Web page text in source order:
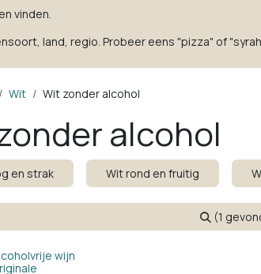
vinden.
land, regio. Probeer eens "pizza" of
Wit Wit zonder alcohol
alcohol
en strak Wit rond en fruitig
(1
wijn